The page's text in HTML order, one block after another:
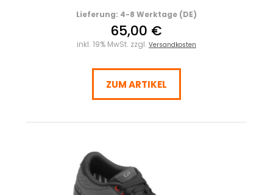
Lieferung: 4-8 Werktage (DE)
65,00 €
inkl. 19% MwSt. zzgl. Versandkosten
ZUM ARTIKEL